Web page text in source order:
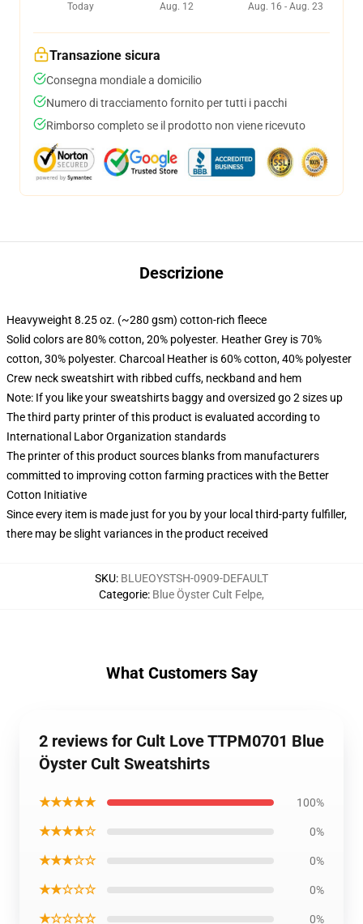
Today
Aug. 12
Aug. 16 - Aug. 23
Transazione sicura
Consegna mondiale a domicilio
Numero di tracciamento fornito per tutti i pacchi
Rimborso completo se il prodotto non viene ricevuto
Descrizione
Heavyweight 8.25 oz. (~280 gsm) cotton-rich fleece
Solid colors are 80% cotton, 20% polyester. Heather Grey is 70%
cotton, 30% polyester. Charcoal Heather is 60% cotton, 40% polyester
Crew neck sweatshirt with ribbed cuffs, neckband and hem
Note: If you like your sweatshirts baggy and oversized go 2 sizes up
The third party printer of this product is evaluated according to
International Labor Organization standards
The printer of this product sources blanks from manufacturers
committed to improving cotton farming practices with the Better
Cotton Initiative
Since every item is made just for you by your local third-party fulfiller,
there may be slight variances in the product received
SKU: BLUEOYSTSH-0909-DEFAULT
Categorie: Blue Öyster Cult Felpe,
What Customers Say
2 reviews for Cult Love TTPM0701 Blue
Öyster Cult Sweatshirts
★★★★★ 100%
★★★★☆ 0%
★★★☆☆ 0%
★★☆☆☆ 0%
★☆☆☆☆ 0%